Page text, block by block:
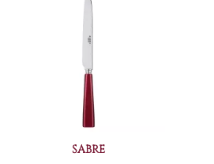
SABRE